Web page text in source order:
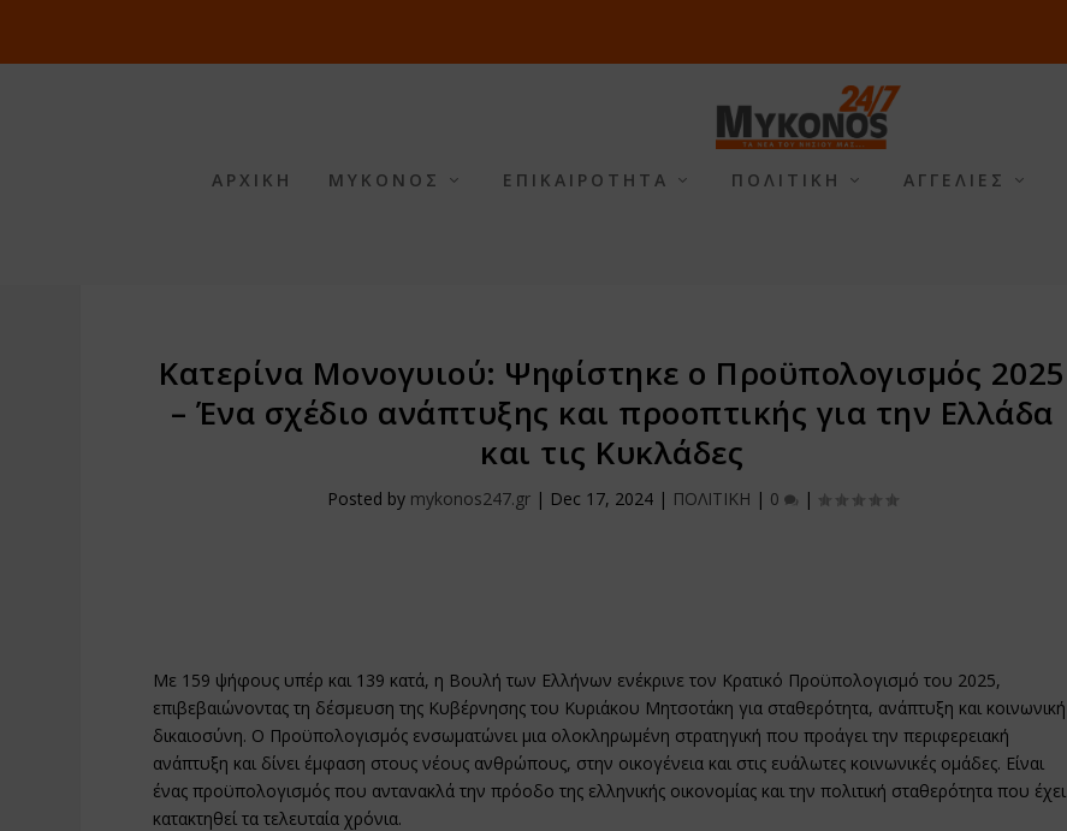
ΑΡΧΙΚΗ ΜΥΚΟΝΟΣ ΕΠΙΚΑΙΡΟΤΗΤΑ ΠΟΛΙΤΙΚΗ ΑΓΓΕΛΙΕΣ
Κατερίνα Μονογυιού: Ψηφίστηκε ο Προϋπολογισμός 2025
– Ένα σχέδιο ανάπτυξης και προοπτικής για την Ελλάδα
και τις Κυκλάδες
Posted by mykonos247.gr| Dec 17, 2024| ΠΟΛΙΤΙΚΗ | 0 |
Με 159 ψήφους υπέρ και 139 κατά, η Βουλή των Ελλήνων ενέκρινε τον Κρατικό Προϋπολογισμό του 2025,
επιβεβαιώνοντας τη δέσμευση της Κυβέρνησης του Κυριάκου Μητσοτάκη για σταθερότητα, ανάπτυξη και κοινωνική
δικαιοσύνη. Ο Προϋπολογισμός ενσωματώνει μια ολοκληρωμένη στρατηγική που προάγει την περιφερειακή
ανάπτυξη και δίνει έμφαση στους νέους ανθρώπους, στην οικογένεια και στις ευάλωτες κοινωνικές ομάδες. Είναι
ένας προϋπολογισμός που αντανακλά την πρόοδο της ελληνικής οικονομίας και την πολιτική σταθερότητα που έχει
κατακτηθεί τα τελευταία χρόνια.